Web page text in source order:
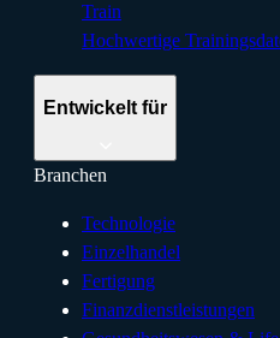
Train
Hochwertige
Entwickelt für
Branchen
Technologie
Einzelhandel
Fertigung
Finanzdienstleistungen